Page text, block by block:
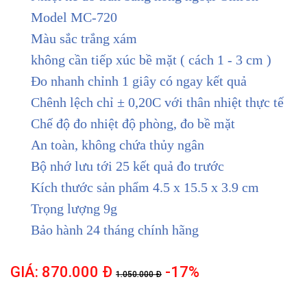
Model MC-720
Màu sắc trắng xám
không cần tiếp xúc bề mặt ( cách 1 - 3 cm )
Đo nhanh chỉnh 1 giây có ngay kết quả
Chênh lệch chỉ ± 0,20C với thân nhiệt thực tế
Chế độ đo nhiệt độ phòng, đo bề mặt
An toàn, không chứa thủy ngân
Bộ nhớ lưu tới 25 kết quả đo trước
Kích thước sản phẩm 4.5 x 15.5 x 3.9 cm
Trọng lượng 9g
Bảo hành 24 tháng chính hãng
GIÁ: 870.000 Đ 1.050.000 Đ -17%